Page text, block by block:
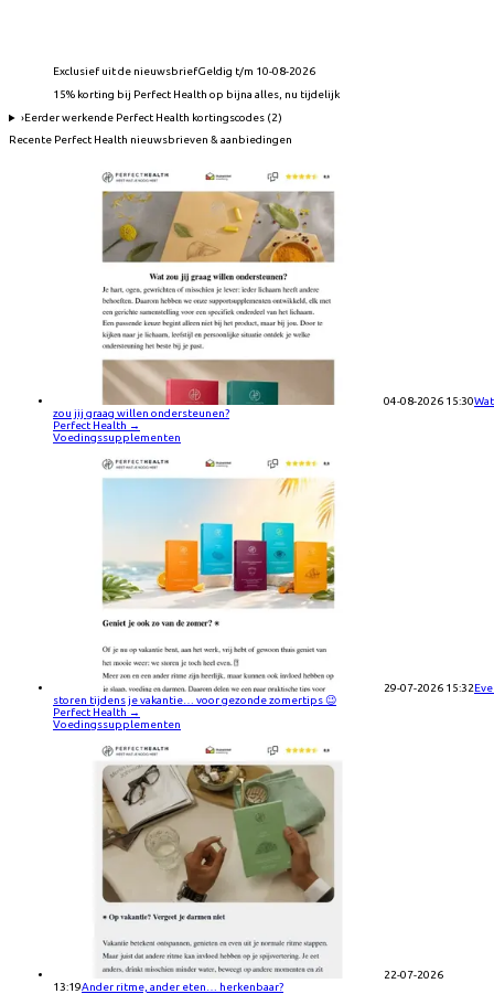
Exclusief uit de nieuwsbriefGeldig t/m 10-08-2026
15% korting bij Perfect Health op bijna alles, nu tijdelijk
›Eerder werkende Perfect Health kortingscodes (2)
Recente Perfect Health nieuwsbrieven & aanbiedingen
04-08-2026 15:30Wat
zou jij graag willen ondersteunen?
Perfect Health →
Voedingssupplementen
29-07-2026 15:32
storen tijdens je vakantie… voor gezonde zomertips 😉
Perfect Health →
Voedingssupplementen
22-07-2026
13:19Ander ritme, ander eten… herkenbaar?